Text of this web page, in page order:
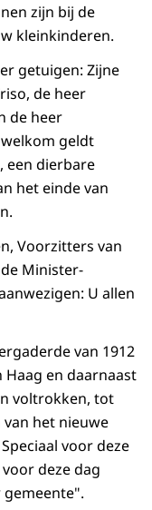
zijn bij de
kleinkinderen.
getuigen: Zijne
de heer
de heer
geldt
een dierbare
het einde van
Voorzitters van
Minister-
U allen
van 1912
Haag en daarnaast
voltrokken, tot
het nieuwe
voor deze
deze dag